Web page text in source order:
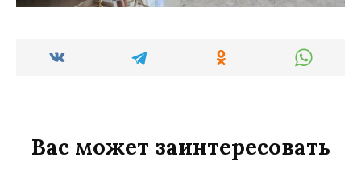
Вас может заинтересовать